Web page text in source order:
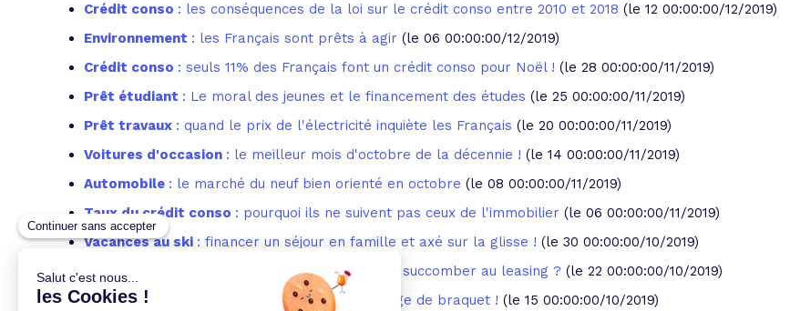
Crédit conso : les conséquences de la loi sur le crédit conso entre 2010 et 2018 (le 12 00:00:00/12/2019)
Environnement : les Français sont prêts à agir (le 06 00:00:00/12/2019)
Crédit conso : seuls 11% des Français font un crédit conso pour Noël ! (le 28 00:00:00/11/2019)
Prêt étudiant : Le moral des jeunes et le financement des études (le 25 00:00:00/11/2019)
Prêt travaux : quand le prix de l'électricité inquiète les Français (le 20 00:00:00/11/2019)
Voitures d'occasion : le meilleur mois d'octobre de la décennie ! (le 14 00:00:00/11/2019)
Automobile : le marché du neuf bien orienté en octobre (le 08 00:00:00/11/2019)
Taux du crédit conso : pourquoi ils ne suivent pas ceux de l'immobilier (le 06 00:00:00/11/2019)
Vacances au ski : financer un séjour en famille et axé sur la glisse ! (le 30 00:00:00/10/2019)
Meubles, électroménager, multimédia: faut-il succomber au leasing ? (le 22 00:00:00/10/2019)
Auto: malus écologique 2020, le barème change de braquet ! (le 15 00:00:00/10/2019)